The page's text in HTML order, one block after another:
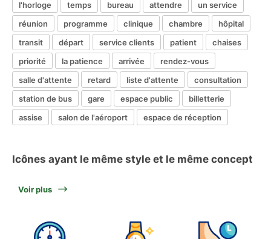
l'horloge temps bureau attendre
un service
réunion
programme clinique chambre
hôpital
transit
départ service clients patient
chaises
priorité
la patience arrivée
rendez-vous
salle d'attente
retard liste d'attente
consultation
station de bus
gare espace public
billetterie
assise
salon de l'aéroport espace de réception
Icônes ayant le même style et le même concept
Voir plus